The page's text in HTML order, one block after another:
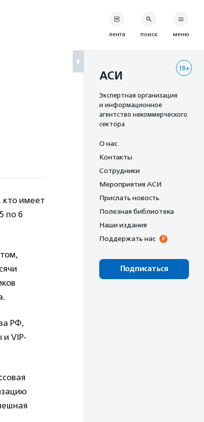
кто имеет
по 6
РФ,
VIP-
лента поиск меню
18+
АСИ
Экспертная организация
и информационное
агентство некоммерческого
сектора
О нас
Контакты
Сотрудники
Мероприятия АСИ
Прислать новость
Полезная библиотека
Наши издания
Поддержать нас
Подписаться